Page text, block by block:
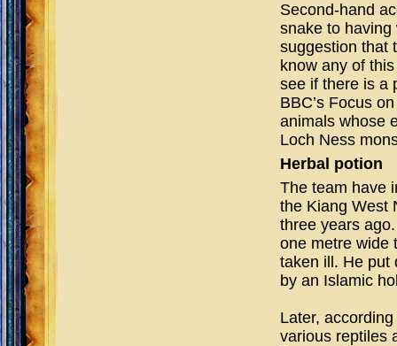
Second-hand
snake to
suggestion that
know any of
see if there is a
BBC’s Focus
animals whose
Loch Ness
Herbal potion
The team have
the Kiang West
three years
one metre wide
taken ill. He put
by an Islamic
Later,
various reptiles